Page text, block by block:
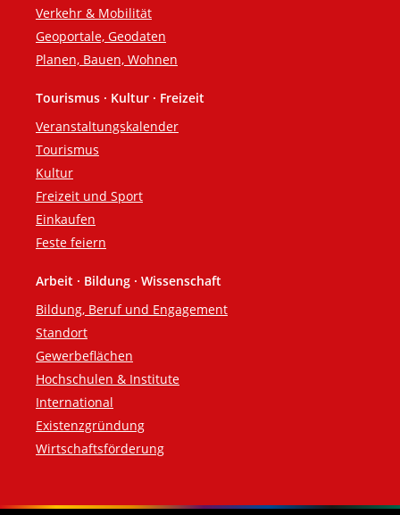
Verkehr & Mobilität
Geoportale, Geodaten
Planen, Bauen, Wohnen
Tourismus · Kultur · Freizeit
Veranstaltungskalender
Tourismus
Kultur
Freizeit und Sport
Einkaufen
Feste feiern
Arbeit · Bildung · Wissenschaft
Bildung, Beruf und Engagement
Standort
Gewerbeflächen
Hochschulen & Institute
International
Existenzgründung
Wirtschaftsförderung